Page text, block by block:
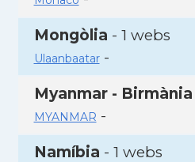
Mongòlia - 1 webs
Ulaanbaatar-
Myanmar - Birmània
MYANMAR -
Namíbia - 1 webs